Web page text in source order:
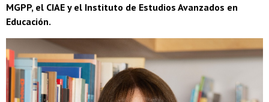
MGPP, el CIAE y el Instituto de Estudios Avanzados en
Educación.